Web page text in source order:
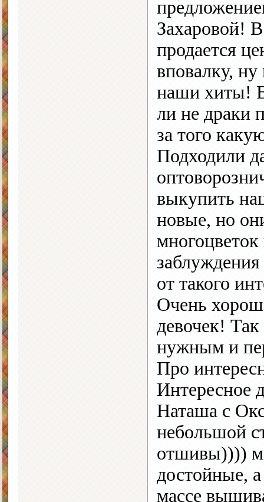
Захаровой!
продается
вповалку,
наши хиты!
ли не драки
за того
Подходили
выкупить
новые, но
от такого
Очень
девочек! Так
нужным и
Про
Интересное
Наташа с
небольшой
отшивы))))
достойные,
массе